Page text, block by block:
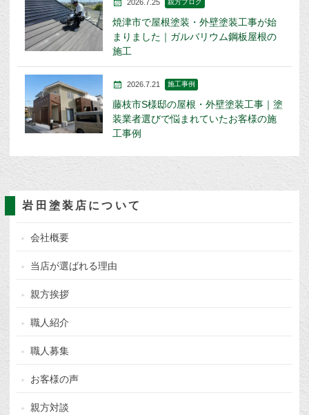
2026.7.25 親方ブログ
焼津市で屋根塗装・外壁塗装工事が始
まりました｜ガルバリウム鋼板屋根の
施工
2026.7.21 施工事例
藤枝市S様邸の屋根・外壁塗装工事｜塗
装業者選びで悩まれていたお客様の施
工事例
岩田塗装店について
会社概要
当店が選ばれる理由
親方挨拶
職人紹介
職人募集
お客様の声
親方対談